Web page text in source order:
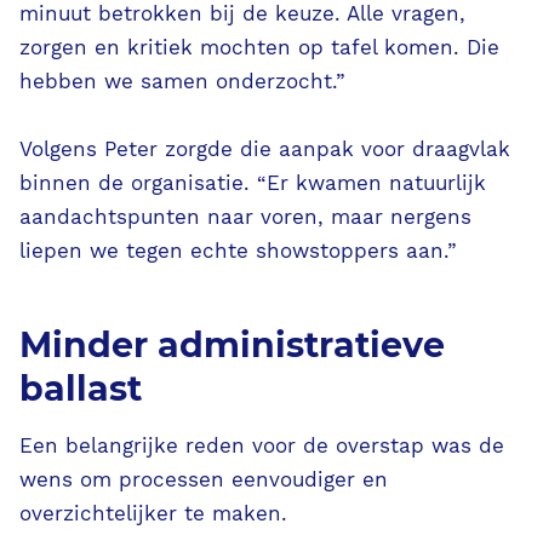
minuut betrokken bij de keuze. Alle vragen,
zorgen en kritiek mochten op tafel komen. Die
hebben we samen onderzocht.”
Volgens Peter zorgde die aanpak voor draagvlak
binnen de organisatie. “Er kwamen natuurlijk
aandachtspunten naar voren, maar nergens
liepen we tegen echte showstoppers aan.”
Minder administratieve
ballast
Een belangrijke reden voor de overstap was de
wens om processen eenvoudiger en
overzichtelijker te maken.